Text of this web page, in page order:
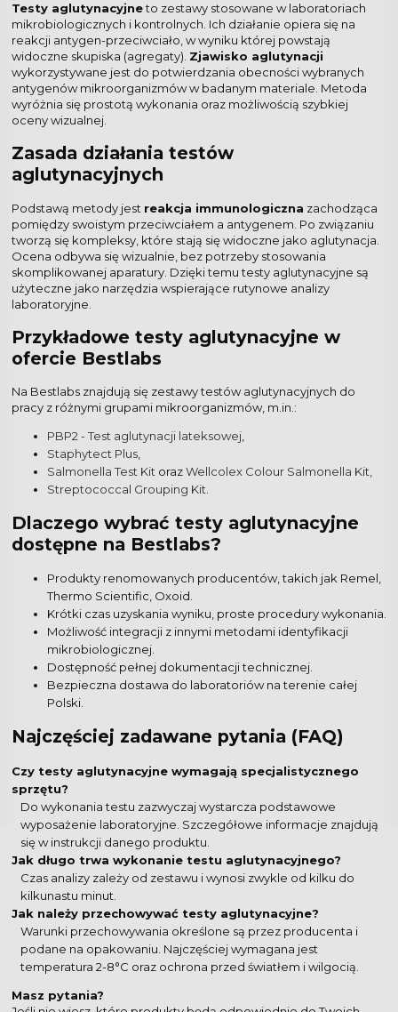
Testy aglutynacyjneto zestawy stosowane w laboratoriach
mikrobiologicznych i kontrolnych. Ich działanie opiera się na
reakcji antygen-przeciwciało, w wyniku której powstają
widoczne skupiska (agregaty). Zjawisko aglutynacji
wykorzystywane jest do potwierdzania obecności wybranych
antygenów mikroorganizmów w badanym materiale. Metoda
wyróżnia się prostotą wykonania oraz możliwością szybkiej
oceny wizualnej.
Zasada działania testów
aglutynacyjnych
Podstawą metody jest reakcja immunologiczna zachodząca
pomiędzy swoistym przeciwciałem a antygenem. Po związaniu
tworzą się kompleksy, które stają się widoczne jako aglutynacja.
Ocena odbywa się wizualnie, bez potrzeby stosowania
skomplikowanej aparatury. Dzięki temu testy aglutynacyjne są
użyteczne jako narzędzia wspierające rutynowe analizy
laboratoryjne.
Przykładowe testy aglutynacyjne w
ofercie Bestlabs
Na Bestlabs znajdują się zestawy testów aglutynacyjnych do
pracy z różnymi grupami mikroorganizmów, m.in.:
PBP2 - Test aglutynacji lateksowej
Staphytect Plus
Salmonella Test Kit orazWellcolex Colour Salmonella Kit,
Streptococcal Grouping Kit
Dlaczego wybrać testy aglutynacyjne
dostępne na Bestlabs?
Produkty renomowanych producentów, takich jak Remel,
Thermo Scientific, Oxoid.
Krótki czas uzyskania wyniku, proste procedury wykonania.
Możliwość integracji z innymi metodami identyfikacji
mikrobiologicznej.
Dostępność pełnej dokumentacji technicznej.
Bezpieczna dostawa do laboratoriów na terenie całej
Polski.
Najczęściej zadawane pytania (FAQ)
Czy testy aglutynacyjne wymagają specjalistycznego
sprzętu?
Do wykonania testu zazwyczaj wystarcza podstawowe
wyposażenie laboratoryjne. Szczegółowe informacje znajdują
się w instrukcji danego produktu.
Jak długo trwa wykonanie testu aglutynacyjnego?
Czas analizy zależy od zestawu i wynosi zwykle od kilku do
kilkunastu minut.
Jak należy przechowywać testy aglutynacyjne?
Warunki przechowywania określone są przez producenta i
podane na opakowaniu. Najczęściej wymagana jest
temperatura 2-8°C oraz ochrona przed światłem i wilgocią.
Masz pytania?